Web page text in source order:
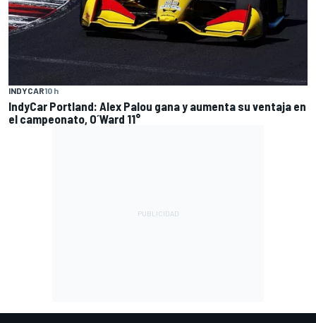
INDYCAR10 h
IndyCar Portland: Alex Palou gana y aumenta su ventaja en
el campeonato, O´Ward 11°